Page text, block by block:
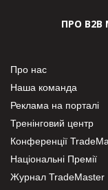
ПРО В2В
Про нас
Наша команда
Реклама на порталі
Тренінговий центр
Конференції
Національні Премії
Журнал TradeMaster